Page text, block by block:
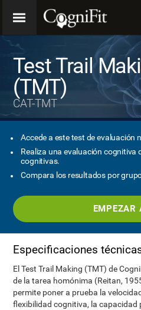
Test Trail
(TMT)
CAT-TMT
Accede a este test de evaluación
Realiza una evaluación cognitiva
cognitivas.
Compara los resultados por
EMPEZAR
Especificaciones
El Test Trail Making (TMT) de
de la tarea homónima (Reitan,
permite poner a prueba la
flexibilidad cognitiva, la capacidad